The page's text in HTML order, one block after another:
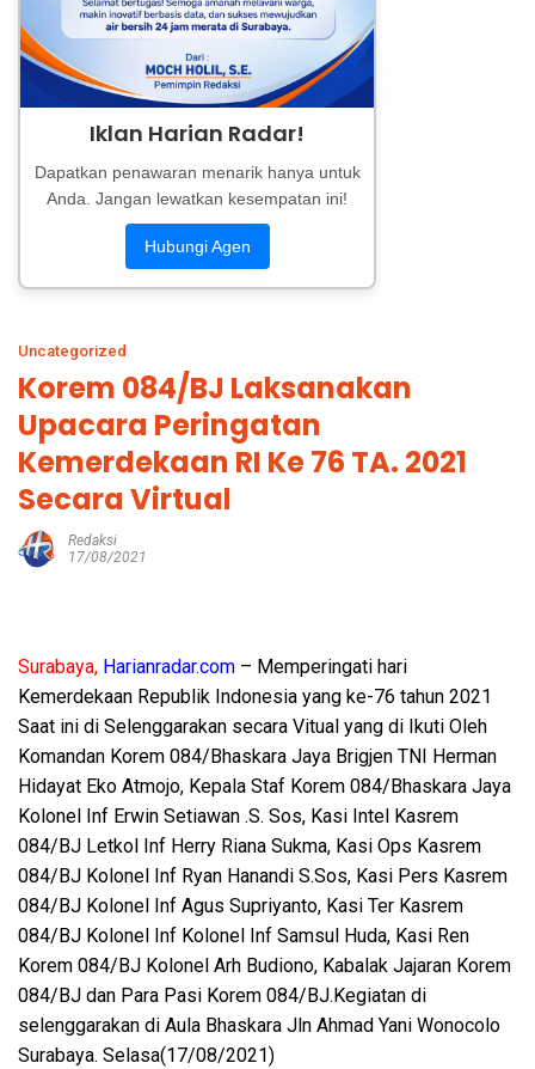
Iklan Harian Radar!
Dapatkan penawaran menarik hanya untuk
Anda. Jangan lewatkan kesempatan ini!
Hubungi Agen
Uncategorized
Korem 084/BJ Laksanakan
Upacara Peringatan
Kemerdekaan RI Ke 76 TA. 2021
Secara Virtual
Redaksi
17/08/2021
Surabaya, Harianradar.com – Memperingati hari
Kemerdekaan Republik Indonesia yang ke-76 tahun 2021
Saat ini di Selenggarakan secara Vitual yang di Ikuti Oleh
Komandan Korem 084/Bhaskara Jaya Brigjen TNI Herman
Hidayat Eko Atmojo, Kepala Staf Korem 084/Bhaskara Jaya
Kolonel Inf Erwin Setiawan .S. Sos, Kasi Intel Kasrem
084/BJ Letkol Inf Herry Riana Sukma, Kasi Ops Kasrem
084/BJ Kolonel Inf Ryan Hanandi S.Sos, Kasi Pers Kasrem
084/BJ Kolonel Inf Agus Supriyanto, Kasi Ter Kasrem
084/BJ Kolonel Inf Kolonel Inf Samsul Huda, Kasi Ren
Korem 084/BJ Kolonel Arh Budiono, Kabalak Jajaran Korem
084/BJ dan Para Pasi Korem 084/BJ.Kegiatan di
selenggarakan di Aula Bhaskara Jln Ahmad Yani Wonocolo
Surabaya. Selasa(17/08/2021)